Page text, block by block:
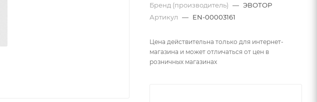
Бренд (производитель) — ЭВОТОР
Артикул — EN-00003161
Цена действительна только для интернет-
магазина и может отличаться от цен в
розничных магазинах